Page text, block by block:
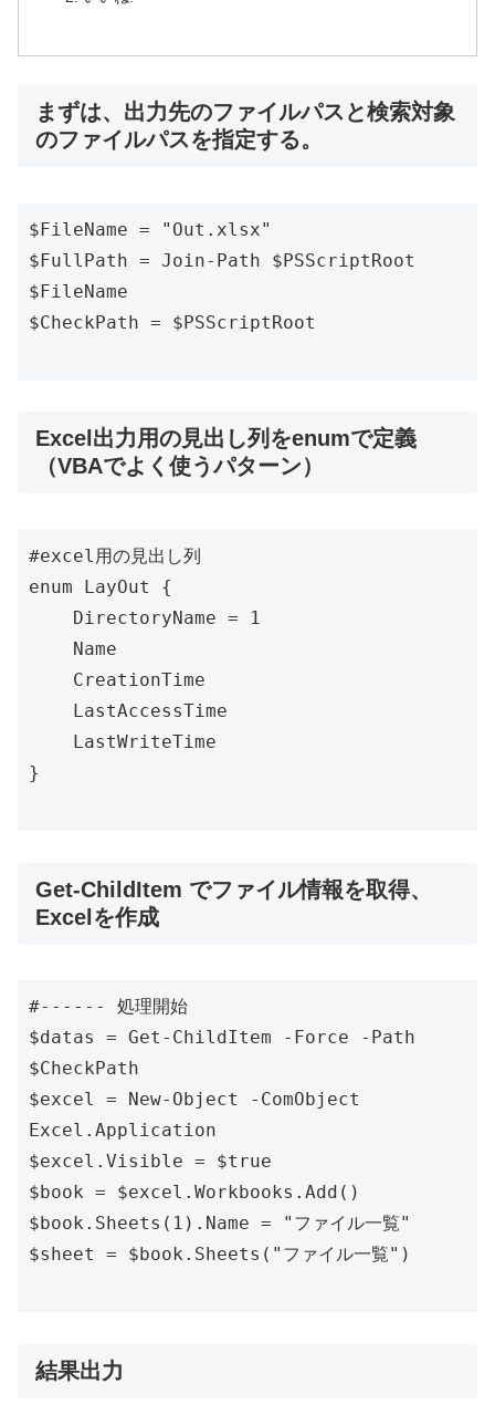
まずは、出力先のファイルパスと検索対象
のファイルパスを指定する。
$FileName = "Out.xlsx"
$FullPath = Join-Path $PSScriptRoot
$FileName
$CheckPath = $PSScriptRoot
Excel出力用の見出し列をenumで定義
（VBAでよく使うパターン）
#excel用の見出し列
enum LayOut {
}
Get-ChildItem でファイル情報を取得、
Excelを作成
#------ 処理開始
$datas = Get-ChildItem -Force -Path
$CheckPath
$excel = New-Object -ComObject
Excel.Application
$excel.Visible = $true
$book = $excel.Workbooks.Add()
$book.Sheets(1).Name = "ファイル一覧"
$sheet = $book.Sheets("ファイル一覧")
結果出力